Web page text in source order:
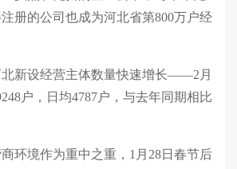
册的公司也成为河北省第800万户经
设经营主体数量快速增长——2月
户，日均4787户，与去年同期相比
境作为重中之重，1月28日春节后